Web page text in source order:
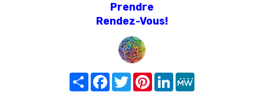
Prendre
Rendez-Vous!
Share FacebookTwitterPinterest
LinkedIn